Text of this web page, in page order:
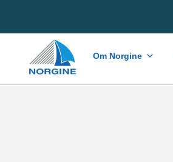
Home Om Norgine